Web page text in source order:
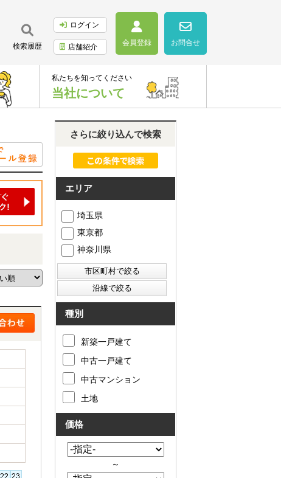
検索履歴
ログイン
店舗紹介 会員登録 お問合せ
私たちを知ってください
当社について
さらに絞り込んで検索
エリア
埼玉県
東京都
神奈川県
種別
新築一戸建て
中古一戸建て
中古マンション
土地
価格
～